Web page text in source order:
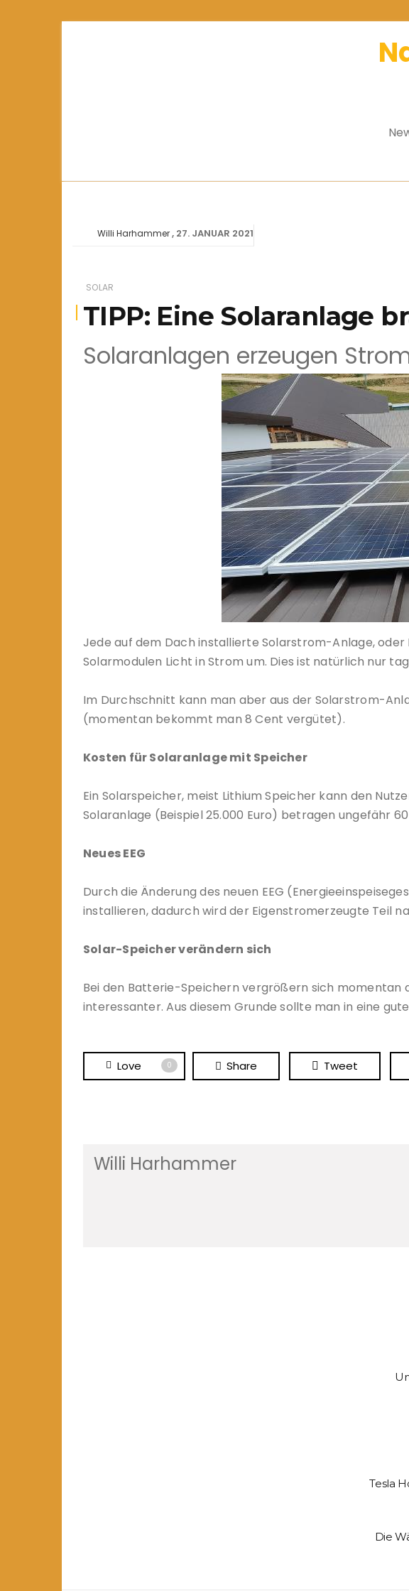
SOLAR
TIPP: Eine Solaranlage
Willi Harhammer 27. JANUAR 2021
Solaranlagen erzeugen
Jede auf dem Dach installierte Solarstrom-Anlage,
Solarmodulen Licht in Strom um. Dies ist natürlich nur
Im Durchschnitt kann man aber aus der Solarstrom-
(momentan bekommt man 8 Cent vergütet).
Kosten für Solaranlage mit Speicher
Ein Solarspeicher, meist Lithium Speicher kann den
Solaranlage (Beispiel 25.000 Euro) betragen ungefähr
Neues EEG
Durch die Änderung des neuen EEG
installieren, dadurch wird der Eigenstromerzeugte Teil
Solar-Speicher verändern sich
Bei den Batterie-Speichern vergrößern sich momentan
interessanter. Aus diesem Grunde sollte man in eine
Love 0 Share Tweet
Willi Harhammer
Tesla
Die